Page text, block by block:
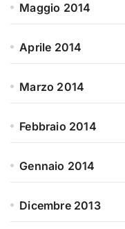
Maggio 2014
Aprile 2014
Marzo 2014
Febbraio 2014
Gennaio 2014
Dicembre 2013